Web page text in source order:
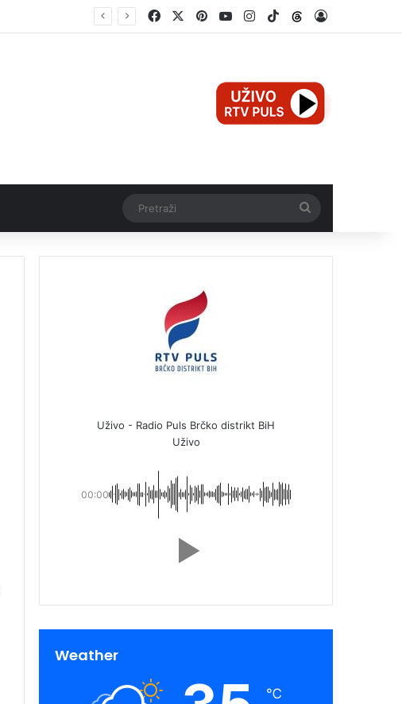
FacebookPinterestYouTubeInstagram
TikTokThreads
Uživo - Radio Puls Brčko distrikt BiH
Uživo
00:00
Weather
℃